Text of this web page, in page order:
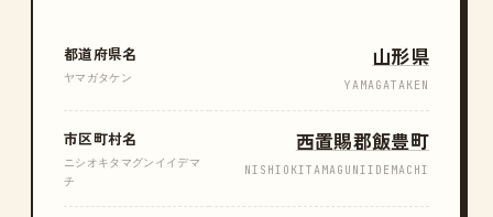
都道府県名
ヤマガタケン
山形県
YAMAGATAKEN
市区町村名
ニシオキタマグンイイデマ
チ
西置賜郡飯豊町
NISHIOKITAMAGUNIIDEMACHI